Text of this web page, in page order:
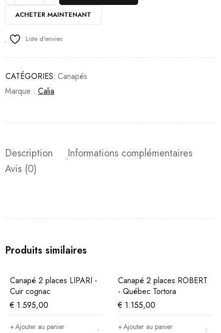
ACHETER MAINTENANT
Liste d'envies
CATÉGORIES: Canapés
Marque : Calia
Description
Informations complémentaires
Avis (0)
Produits similaires
Canapé 2 places LIPARI -
Cuir cognac
€ 1.595,00
Ajouter au panier
Canapé 2 places ROBERT
- Québec Tortora
€ 1.155,00
Ajouter au panier